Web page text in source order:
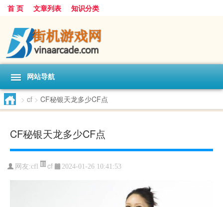
首 页 文章列表 知识分类
网站导航
> cf > CF秘银天龙多少CF点
CF秘银天龙多少CF点
网友:cfl cf 2024-01-26 10:41:53